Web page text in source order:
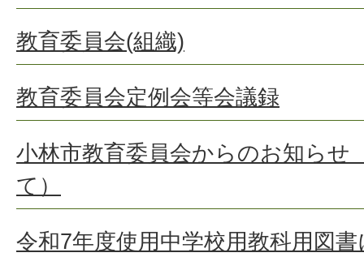
教育委員会(組織)
教育委員会定例会等会議録
小林市教育委員会からのお知らせ
て）
令和7年度使用中学校用教科用図